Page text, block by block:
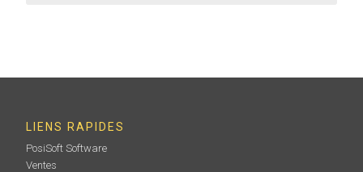
LIENS RAPIDES
PosiSoft Software
Ventes